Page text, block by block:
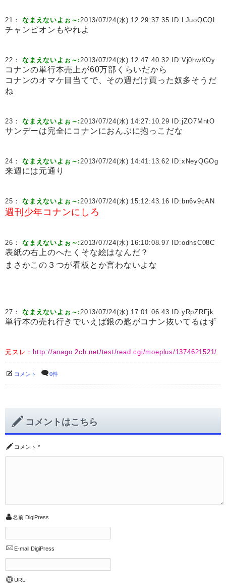
21：なまえないよぉ～:2013/07/24(水) 12:29:37.35 ID: LJuoQCQL
チャンピオンもやれよ
22：なまえないよぉ～:2013/07/24(水) 12:47:40.32 ID:Vj0hwKOy
コナンの単行本売上が60万部くらいだから
コナンのオマケ目当てで、その週だけ買った奴多そうだ
ね
23：なまえないよぉ～:2013/07/24(水) 14:27:10.29 ID:jZO7MntO
サンデーは完全にコナンにおんぶに抱っこだな
24：なまえないよぉ～:2013/07/24(水) 14:41:13.62 ID:xNeyQGOg
来週には元通り
25：なまえないよぉ～:2013/07/24(水) 15:12:43.16 ID: bn6v9cAN
週刊少年コナンにしろ
26：なまえないよぉ～:2013/07/24(水) 16:10:08.97 ID:odhsC08C
表紙の右上のへたくそな絵はなんだ？
まさかこの３つが看板とか言わないよな
27：なまえないよぉ～:2013/07/24(水) 17:01:06.43 ID:yRpZRFjk
単行本の売れ行きでいえば銀の匙がコナン抜いてるはず
元スレ： http://anago.2ch.net/test/read.cgi/moeplus/1374621521/
コメント 0件
コメントはこちら
コメント *
名前 DigiPress
E-mail DigiPress
URL